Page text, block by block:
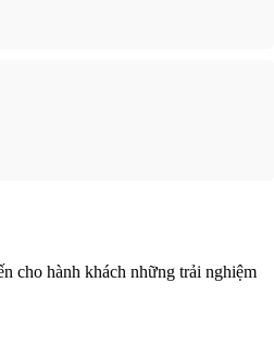
cho hành khách những trải nghiệm